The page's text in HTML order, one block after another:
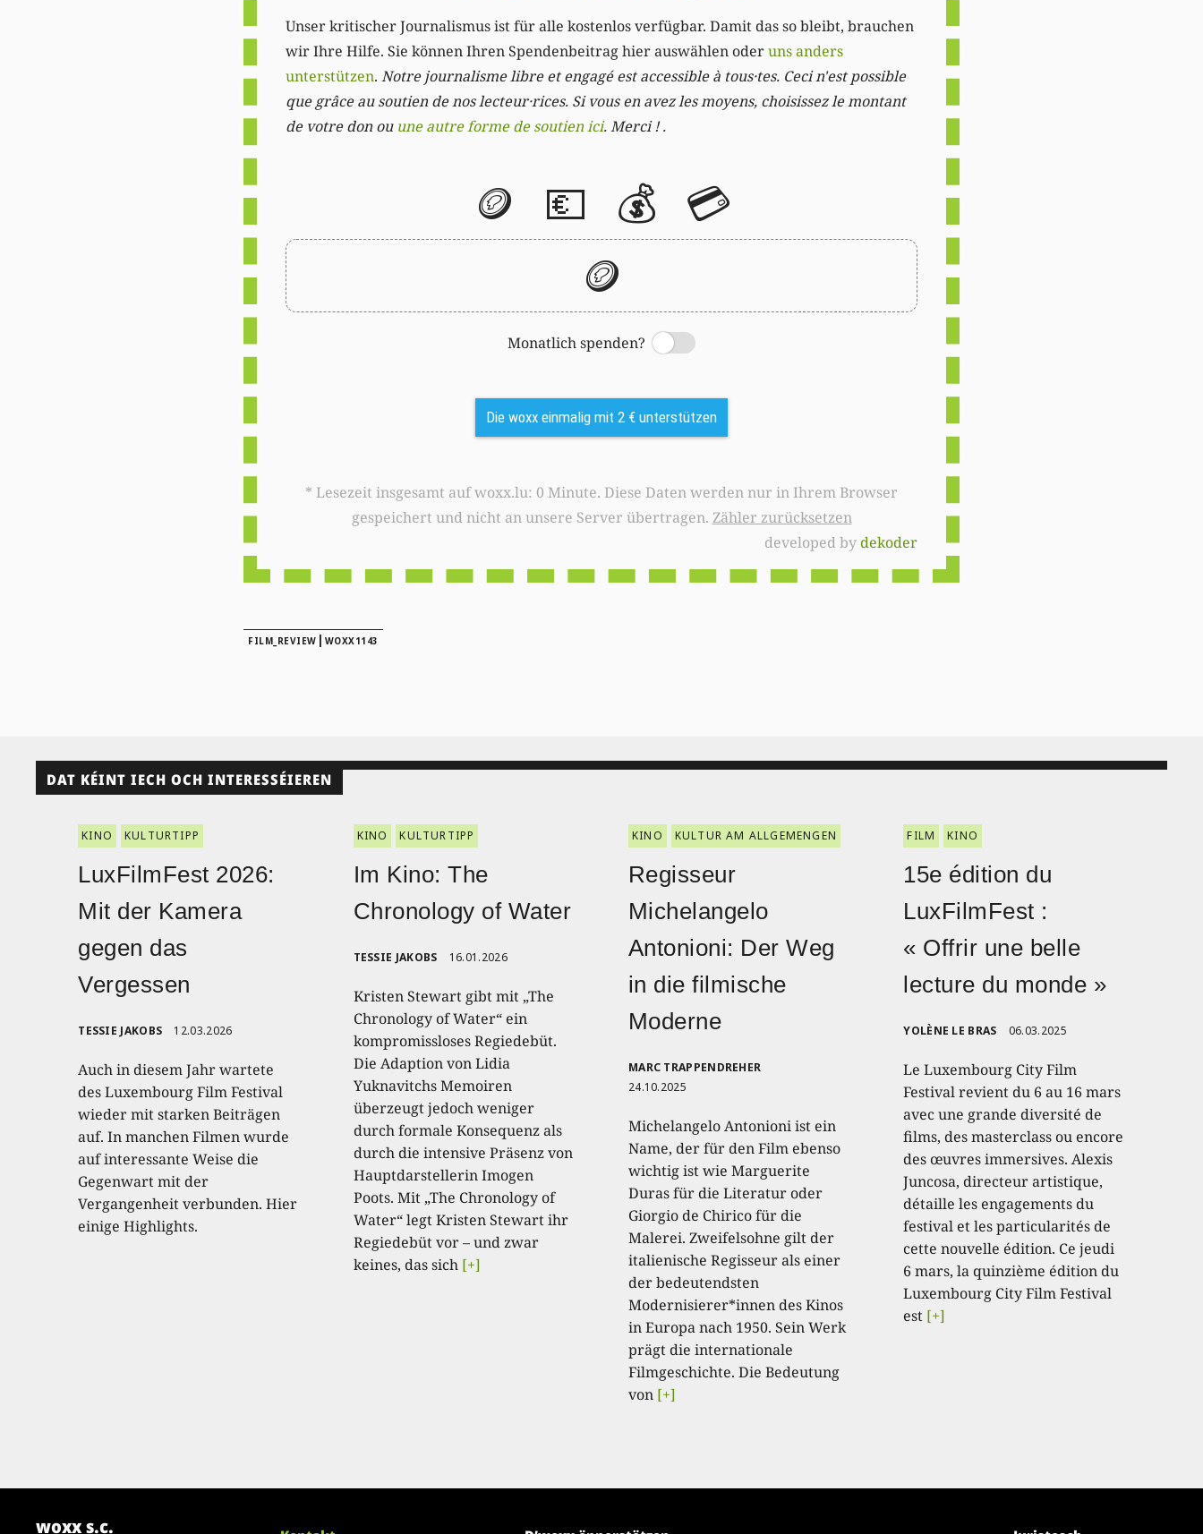
Unser kritischer Journalismus ist für alle kostenlos verfügbar. Damit das so bleibt, brauchen
wir Ihre Hilfe. Sie können Ihren Spendenbeitrag hier auswählen oderuns anders
unterstützen. Notre journalisme libre et engagé est accessible à tous·tes. Ceci n'est possible
que grâce au soutien de nos lecteur·rices. Si vous en avez les moyens, choisissez le montant
de votre don ou une autre forme de soutien ici. Merci ! .
🪙 💶 💰 💳
🪙
Monatlich spenden?
Switch
Die woxx einmalig mit 2 € unterstützen
* Lesezeit insgesamt auf woxx.lu: 0 Minute. Diese Daten werden nur in Ihrem Browser
gespeichert und nicht an unsere Server übertragen. Zähler zurücksetzen
developed bydekoder
FILM_REVIEW | WOXX1143
DAT KÉINT IECH OCH INTERESSÉIEREN
KINO KULTURTIPP
LuxFilmFest 2026:
Mit der Kamera
gegen das
Vergessen
TESSIE JAKOBS 12.03.2026
Auch in diesem Jahr wartete
des Luxembourg Film Festival
wieder mit starken Beiträgen
auf. In manchen Filmen wurde
auf interessante Weise die
Gegenwart mit der
Vergangenheit verbunden. Hier
einige Highlights.
KINO KULTURTIPP
Im Kino: The
Chronology of Water
TESSIE JAKOBS 16.01.2026
Kristen Stewart gibt mit „The
Chronology of Water“ ein
kompromissloses Regiedebüt.
Die Adaption von Lidia
Yuknavitchs Memoiren
überzeugt jedoch weniger
durch formale Konsequenz als
durch die intensive Präsenz von
Hauptdarstellerin Imogen
Poots. Mit „The Chronology of
Water“ legt Kristen Stewart ihr
Regiedebüt vor – und zwar
keines, das sich [+]
KINO KULTUR AM ALLGEMENGEN
Regisseur
Michelangelo
Antonioni: Der Weg
in die filmische
Moderne
MARC TRAPPENDREHER
24.10.2025
Michelangelo Antonioni ist ein
Name, der für den Film ebenso
wichtig ist wie Marguerite
Duras für die Literatur oder
Giorgio de Chirico für die
Malerei. Zweifelsohne gilt der
italienische Regisseur als einer
der bedeutendsten
Modernisierer*innen des Kinos
in Europa nach 1950. Sein Werk
prägt die internationale
Filmgeschichte. Die Bedeutung
von [+]
FILM KINO
15e édition du
LuxFilmFest :
« Offrir une belle
lecture du monde »
YOLÈNE LE BRAS 06.03.2025
Le Luxembourg City Film
Festival revient du 6 au 16 mars
avec une grande diversité de
films, des masterclass ou encore
des œuvres immersives. Alexis
Juncosa, directeur artistique,
détaille les engagements du
festival et les particularités de
cette nouvelle édition. Ce jeudi
6 mars, la quinzième édition du
Luxembourg City Film Festival
est [+]
woxx s.c.